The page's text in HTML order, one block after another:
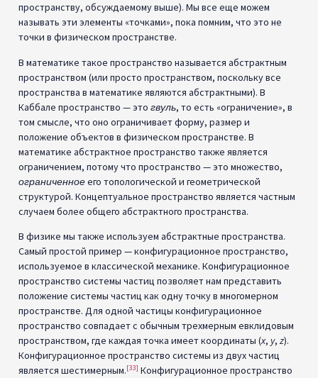
пространству, обсуждаемому выше). Мы все еще можем
называть эти элементы «точками», пока помним, что это не
точки в физическом пространстве.
В математике такое пространство называется абстрактным
пространством (или просто пространством, поскольку все
пространства в математике являются абстрактными). В
Каббале пространство — это гвуль, то есть «ограничение», в
том смысле, что оно ограничивает форму, размер и
положение объектов в физическом пространстве. В
математике абстрактное пространство также является
ограничением, потому что пространство — это множество,
ограниченноеего топологической и геометрической
структурой. Концептуальное пространство является частным
случаем более общего абстрактного пространства.
В физике мы также используем абстрактные пространства.
Самый простой пример — конфигурационное пространство,
используемое в классической механике. Конфигурационное
пространство системы частиц позволяет нам представить
положение системы частиц как одну точку в многомерном
пространстве. Для одной частицы конфигурационное
пространство совпадает с обычным трехмерным евклидовым
пространством, где каждая точка имеет координаты (x, y, z).
Конфигурационное пространство системы из двух частиц
является шестимерным.[33] Конфигурационное пространство